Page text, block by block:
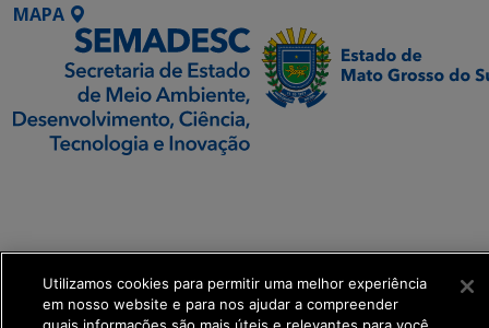
MAPA
get_footer();
Utilizamos cookies para permitir uma melhor experiência
em nosso website e para nos ajudar a compreender